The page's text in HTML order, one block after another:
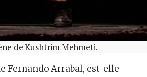
de Kushtrim Mehmeti.
Fernando Arrabal, est-elle